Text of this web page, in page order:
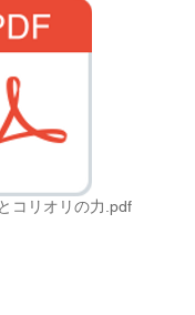
コリオリの力.pdf